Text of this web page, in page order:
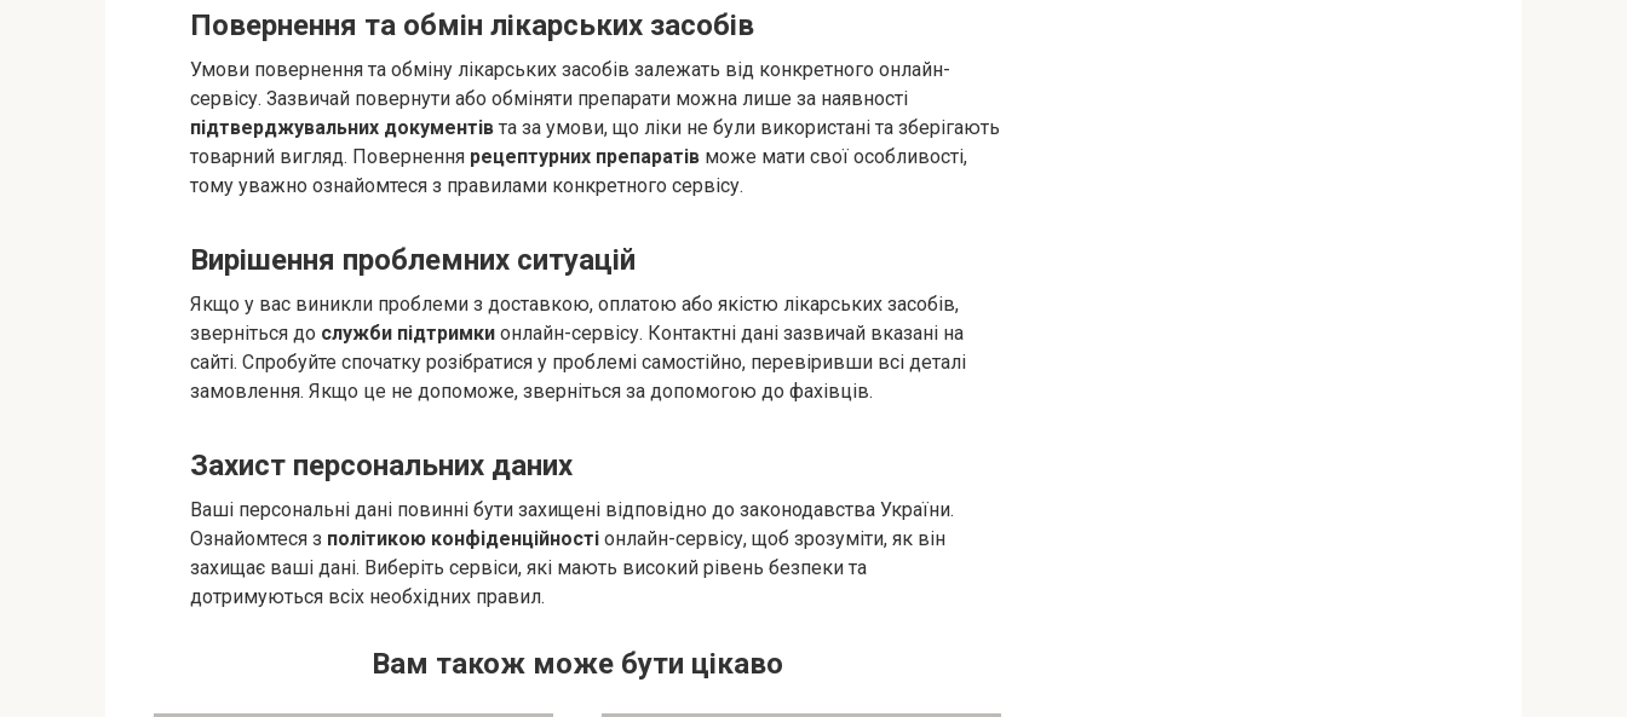
Повернення та обмін лікарських засобів
Умови повернення та обміну лікарських засобів залежать від конкретного онлайн-
сервісу. Зазвичай повернути або обміняти препарати можна лише за наявності
підтверджувальних документів та за умови, що ліки не були використані та зберігають
товарний вигляд. Повернення рецептурних препаратів може мати свої особливості,
тому уважно ознайомтеся з правилами конкретного сервісу.
Вирішення проблемних ситуацій
Якщо у вас виникли проблеми з доставкою, оплатою або якістю лікарських засобів,
зверніться до служби підтримки онлайн-сервісу. Контактні дані зазвичай вказані на
сайті. Спробуйте спочатку розібратися у проблемі самостійно, перевіривши всі деталі
замовлення. Якщо це не допоможе, зверніться за допомогою до фахівців.
Захист персональних даних
Ваші персональні дані повинні бути захищені відповідно до законодавства України.
Ознайомтеся з політикою конфіденційності онлайн-сервісу, щоб зрозуміти, як він
захищає ваші дані. Виберіть сервіси, які мають високий рівень безпеки та
дотримуються всіх необхідних правил.
Вам також може бути цікаво